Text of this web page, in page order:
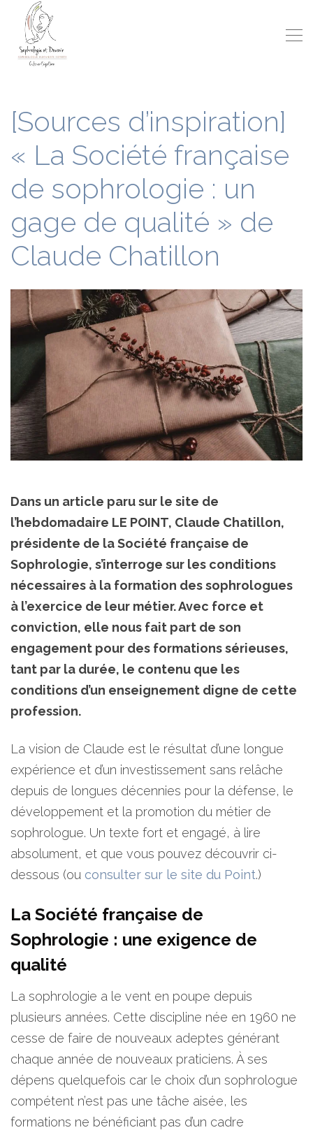
[Sources d’inspiration]
« La Société française
de sophrologie : un
gage de qualité » de
Claude Chatillon
Dans un article paru sur le site de
l’hebdomadaire LE POINT, Claude Chatillon,
présidente de la Société française de
Sophrologie, s’interroge sur les conditions
nécessaires à la formation des sophrologues
à l’exercice de leur métier. Avec force et
conviction, elle nous fait part de son
engagement pour des formations sérieuses,
tant par la durée, le contenu que les
conditions d’un enseignement digne de cette
profession.
La vision de Claude est le résultat d’une longue
expérience et d’un investissement sans relâche
depuis de longues décennies pour la défense, le
développement et la promotion du métier de
sophrologue. Un texte fort et engagé, à lire
absolument, et que vous pouvez découvrir ci-
dessous (ou consulter sur le site du Point.)
La Société française de
Sophrologie : une exigence de
qualité
La sophrologie a le vent en poupe depuis
plusieurs années. Cette discipline née en 1960 ne
cesse de faire de nouveaux adeptes générant
chaque année de nouveaux praticiens. À ses
dépens quelquefois car le choix d’un sophrologue
compétent n’est pas une tâche aisée, les
formations ne bénéficiant pas d’un cadre